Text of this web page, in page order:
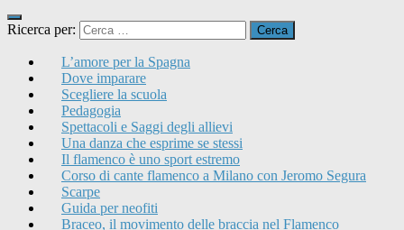
Ricerca per:
L’amore per la Spagna
Dove imparare
Scegliere la scuola
Pedagogia
Spettacoli e Saggi degli allievi
Una danza che esprime se stessi
Il flamenco è uno sport estremo
Corso di cante flamenco a Milano con Jeromo Segura
Scarpe
Guida per neofiti
Braceo, il movimento delle braccia nel Flamenco